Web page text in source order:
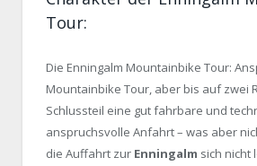
Tour:
Die Enningalm Mountainbike Tour:
Mountainbike Tour, aber bis auf zwei
Schlussteil eine gut fahrbare und
anspruchsvolle Anfahrt – was aber
die Auffahrt zur Enningalm sich nicht